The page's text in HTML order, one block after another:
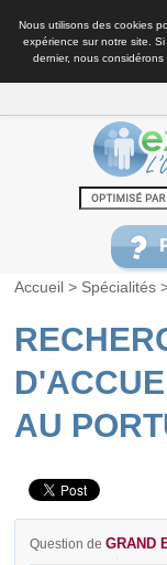
Nous utilisons des cookies
expérience sur notre site.
dernier, nous considérons
Accueil > Spécialités
AU
Question deGRAND